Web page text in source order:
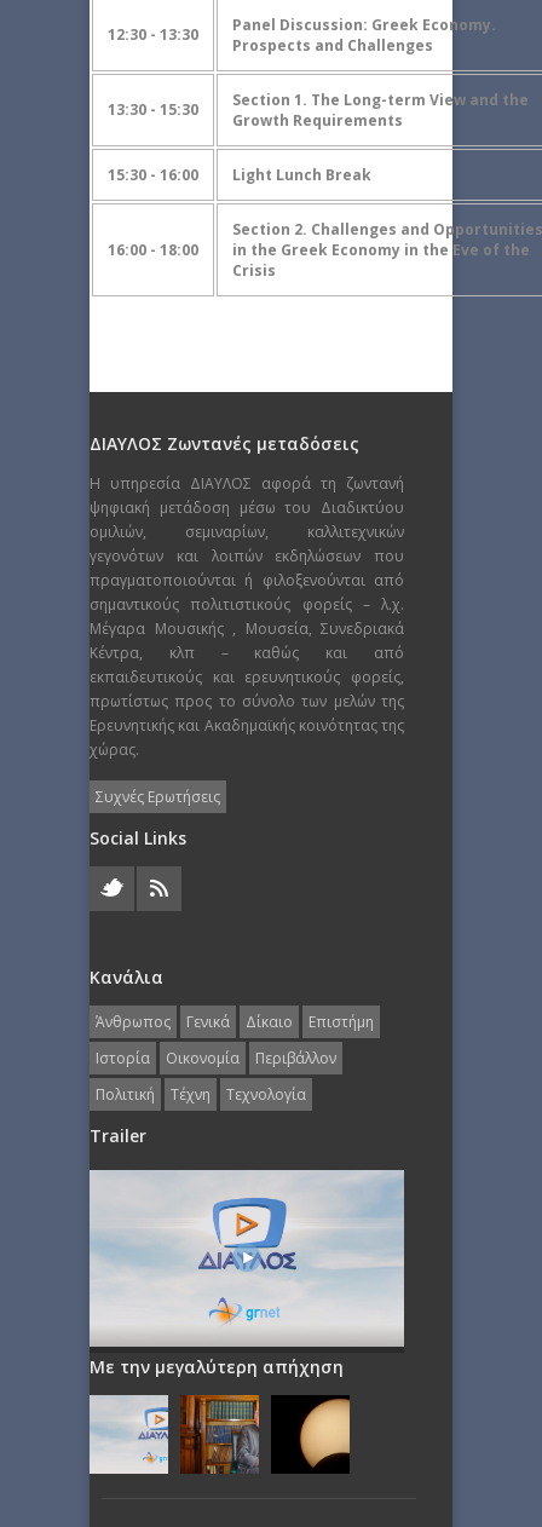
12:30 - 13:30
Panel Discussion: Greek Economy.
Prospects and Challenges
13:30 - 15:30
Section 1. The Long-term View and the
Growth Requirements
15:30 - 16:00 Light Lunch Break
16:00 - 18:00
Section 2. Challenges and Opportunities
in the Greek Economy in the Eve of the
Crisis
ΔΙΑΥΛΟΣ Ζωντανές μεταδόσεις
Η υπηρεσία ΔΙΑΥΛΟΣ αφορά τη ζωντανή
ψηφιακή μετάδοση μέσω του Διαδικτύου
ομιλιών, σεμιναρίων, καλλιτεχνικών
γεγονότων και λοιπών εκδηλώσεων που
πραγματοποιούνται ή φιλοξενούνται από
σημαντικούς πολιτιστικούς φορείς – λ.χ.
Μέγαρα Μουσικής , Μουσεία, Συνεδριακά
Κέντρα, κλπ – καθώς και από
εκπαιδευτικούς και ερευνητικούς φορείς,
πρωτίστως προς το σύνολο των μελών της
Ερευνητικής και Ακαδημαϊκής κοινότητας της
χώρας.
Συχνές Ερωτήσεις
Social Links
Κανάλια
Άνθρωπος Γενικά Δίκαιο
Επιστήμη
Ιστορία
Οικονομία
Περιβάλλον
Πολιτική
Τέχνη Τεχνολογία
Trailer
Με την μεγαλύτερη απήχηση